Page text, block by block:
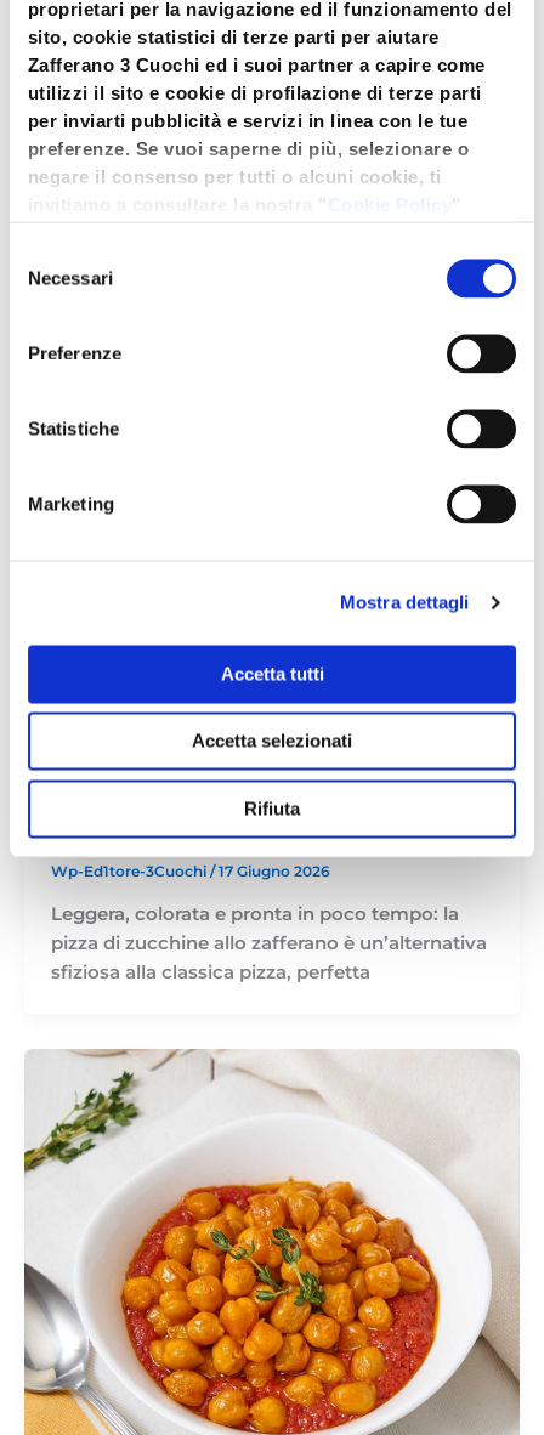
proprietari per la navigazione ed il funzionamento del
sito, cookie statistici di terze parti per aiutare
Zafferano 3 Cuochi ed i suoi partner a capire come
utilizzi il sito e cookie di profilazione di terze parti
per inviarti pubblicità e servizi in linea con le tue
preferenze. Se vuoi saperne di più, selezionare o
negare il consenso per tutti o alcuni cookie, ti
invitiamo a consultare la nostra "
"
un'esperienza migliore ti consigliamo di premere
"Accetta tutti".
delNecessari
Preferenze
Statistiche
Marketing
Mostra dettagli
Accetta tutti
Accetta selezionati
Rifiuta
Biscotti cocco e zafferano
Wp-Ed1tore-3Cuochi/17 Giugno 2026
I biscotti cocco e zafferano sono piccoli dolcetti
dal gusto delicato ma originale. Il sapore
Pizza di zucchine 3 Cuochi
Wp-Ed1tore-3Cuochi /17 Giugno 2026
Leggera, colorata e pronta in poco tempo: la
pizza di zucchine allo zafferano è un’alternativa
sfiziosa alla classica pizza, perfetta